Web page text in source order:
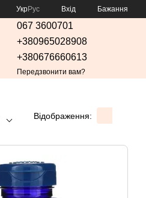
УкрРус Вхід Бажання
067 3600701
+380965028908
+380676660613
Передзвонити вам?
Відображення: